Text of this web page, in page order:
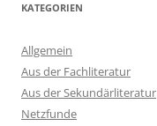
KATEGORIEN
Allgemein
Aus der Fachliteratur
Aus der Sekundärliteratur
Netzfunde